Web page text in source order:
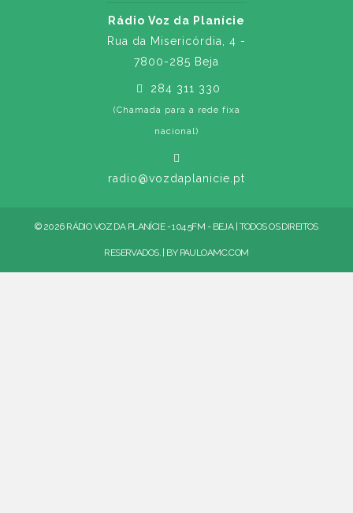
Rádio Voz da Planície
Rua da Misericórdia, 4 -
7800-285 Beja
284 311 330
(Chamada para a rede fixa
nacional)
radio@vozdaplanicie.pt
© 2026 RÁDIO VOZ DA PLANÍCIE - 104.5FM - BEJA | TODOS OS DIREITOS
RESERVADOS. | BY PAULOAMC.COM